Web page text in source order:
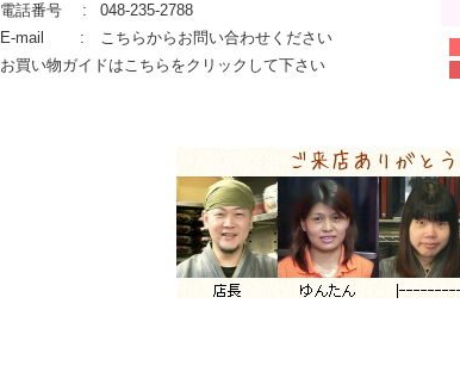
電話番号 :
048-235-2788
E-mail :
こちらからお問い合わせください
お買い物ガイドはこちらをクリックして下さい